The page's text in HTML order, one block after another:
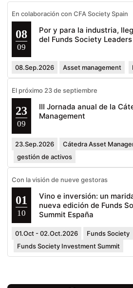
En colaboración con CFA Society Spain
08
09
Por y para la industria,
del Funds Society
08.Sep.2026 Asset management
El próximo 23 de septiembre
23
09
III Jornada anual de la
Management
23.Sep.2026
Cátedra Asset
gestión de activos
Con la visión de nueve gestoras
01
10
Vino e inversión: un
nueva edición de Funds
Summit España
01.Oct - 02.Oct.2026
Funds Society
Funds Society Investment Summit